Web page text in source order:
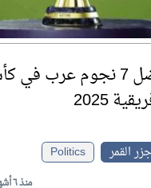
أفضل 7 نجوم عرب في
2025
القمر
Politics
منذ ٦ أشهر